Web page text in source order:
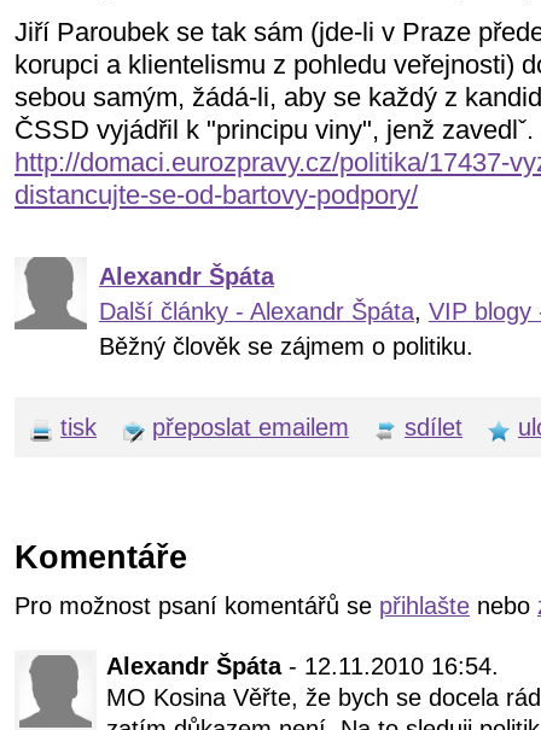
Jiří Paroubek se tak sám (jde-li v Praze
korupci a klientelismu z pohledu veřejnosti)
sebou samým, žádá-li, aby se každý z
ČSSD vyjádřil k "principu viny", jenž
http://domaci.eurozpravy.cz/politika/17437-
distancujte-se-od-bartovy-podpory/
Alexandr Špáta
Další články - Alexandr Špáta, VIP blogy
Běžný člověk se zájmem o politiku.
tisk přeposlat emailem sdílet
Komentáře
Pro možnost psaní komentářů se přihlašte nebo
Alexandr Špáta- 12.11.2010 16:54.
MO Kosina Věřte, že bych se docela